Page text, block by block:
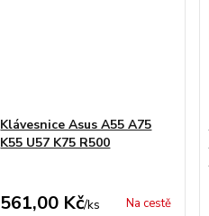
Klávesnice Asus A55 A75
K55 U57 K75 R500
561,00 Kč/ks Na cestě